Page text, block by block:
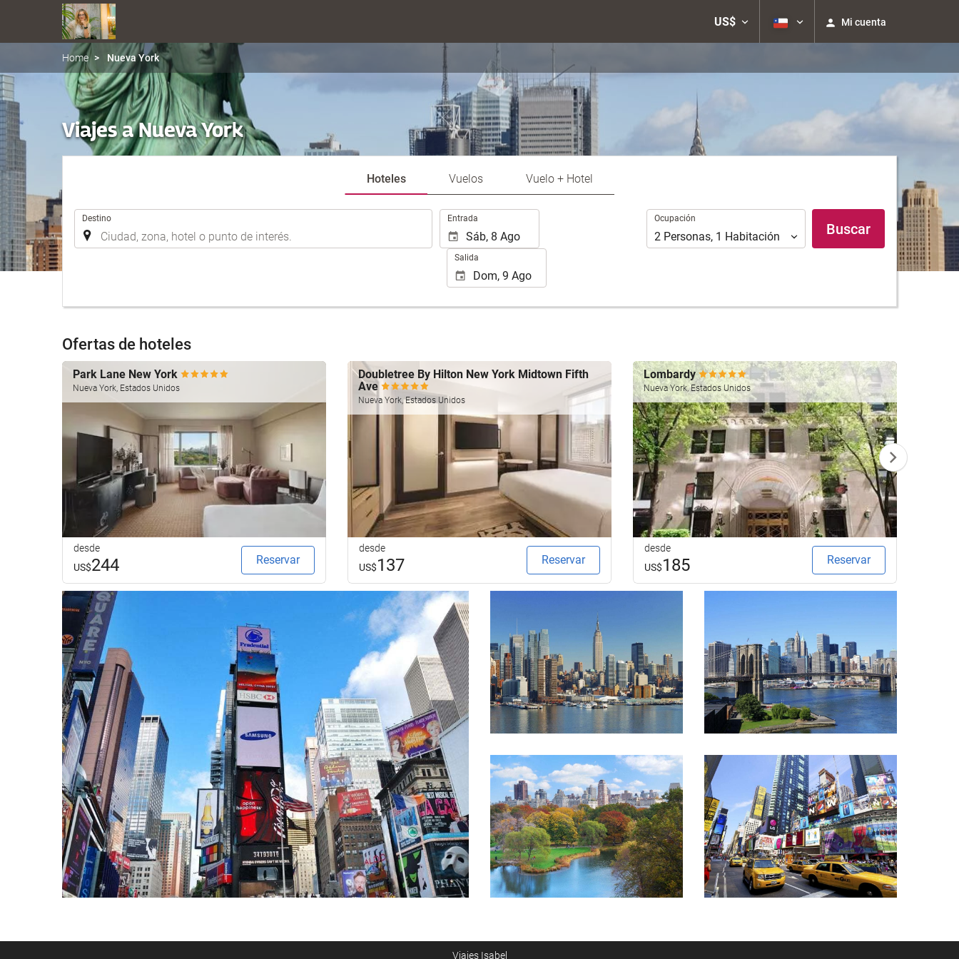
US$ Mi cuenta
Home Nueva York
Viajes a Nueva York
Hoteles Vuelos Vuelo + Hotel
Destino Entrada
Salida
Ocupación
Ocupación
2 Personas, 1 Habitación Buscar
Ofertas de hoteles
Park Lane New York
Nueva York, Estados Unidos
desde
US$244 Reservar
Doubletree By Hilton New York Midtown Fifth
Ave
Nueva York, Estados Unidos
desde
US$137 Reservar
Lombardy
Nueva York, Estados Unidos
desde
US$185 Reservar
Viajes Isabel